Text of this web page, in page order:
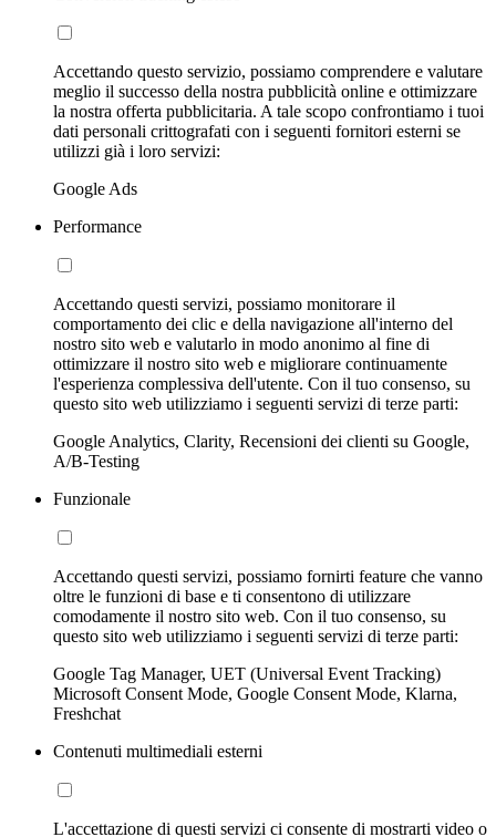
Accettando questo servizio, possiamo comprendere e valutare
meglio il successo della nostra pubblicità online e ottimizzare
la nostra offerta pubblicitaria. A tale scopo confrontiamo i tuoi
dati personali crittografati con i seguenti fornitori esterni se
utilizzi già i loro servizi:
Google Ads
Performance
Accettando questi servizi, possiamo monitorare il
comportamento dei clic e della navigazione all'interno del
nostro sito web e valutarlo in modo anonimo al fine di
ottimizzare il nostro sito web e migliorare continuamente
l'esperienza complessiva dell'utente. Con il tuo consenso, su
questo sito web utilizziamo i seguenti servizi di terze parti:
Google Analytics, Clarity, Recensioni dei clienti su Google,
A/B-Testing
Funzionale
Accettando questi servizi, possiamo fornirti feature che vanno
oltre le funzioni di base e ti consentono di utilizzare
comodamente il nostro sito web. Con il tuo consenso, su
questo sito web utilizziamo i seguenti servizi di terze parti:
Google Tag Manager, UET (Universal Event Tracking)
Microsoft Consent Mode, Google Consent Mode, Klarna,
Freshchat
Contenuti multimediali esterni
L'accettazione di questi servizi ci consente di mostrarti video o